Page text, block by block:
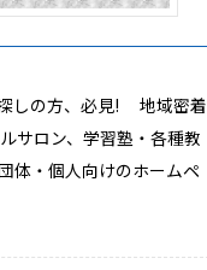
探しの方、必見! 地域密着
サロン、学習塾・各種教
体・個人向けのホームペ